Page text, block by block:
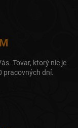
Tovar, ktorý nie je
pracovných dní.